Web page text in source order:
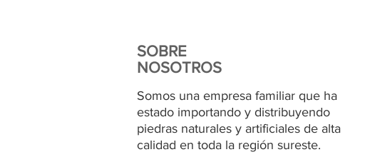
SOBRE
NOSOTROS
Somos una empresa familiar que ha
estado importando y distribuyendo
piedras naturales y artificiales de alta
calidad en toda la región sureste.